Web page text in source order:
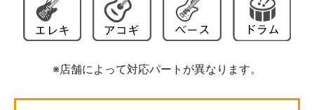
※店舗によって対応パートが異なります。